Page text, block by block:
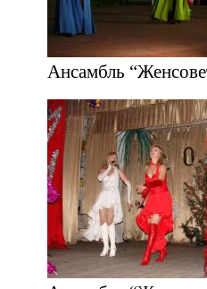
Ансамбль